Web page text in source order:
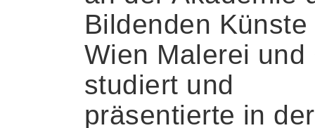
Bildenden Künste
Wien Malerei und
studiert und
präsentierte in der